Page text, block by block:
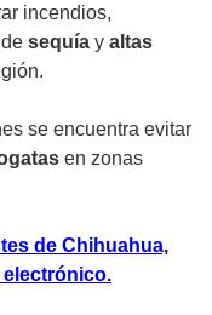
incendios,
sequía y altas
se encuentra evitar
en zonas
de Chihuahua,
electrónico.